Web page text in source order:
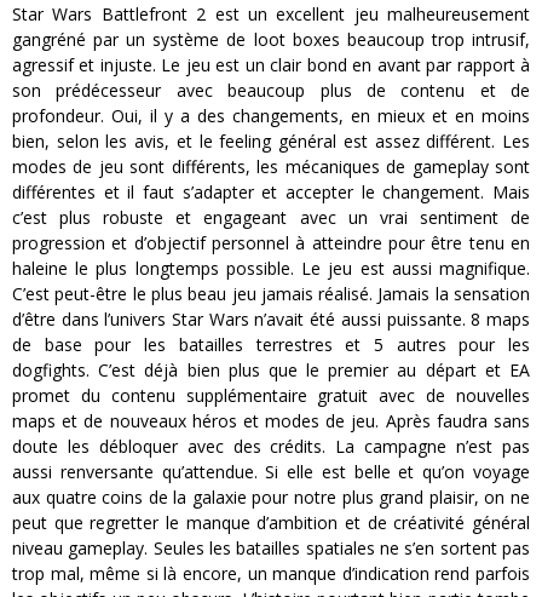
Star Wars Battlefront 2 est un excellent jeu malheureusement
gangréné par un système de loot boxes beaucoup trop intrusif,
agressif et injuste. Le jeu est un clair bond en avant par rapport à
son prédécesseur avec beaucoup plus de contenu et de
profondeur. Oui, il y a des changements, en mieux et en moins
bien, selon les avis, et le feeling général est assez différent. Les
modes de jeu sont différents, les mécaniques de gameplay sont
différentes et il faut s’adapter et accepter le changement. Mais
c’est plus robuste et engageant avec un vrai sentiment de
progression et d’objectif personnel à atteindre pour être tenu en
haleine le plus longtemps possible. Le jeu est aussi magnifique.
C’est peut-être le plus beau jeu jamais réalisé. Jamais la sensation
d’être dans l’univers Star Wars n’avait été aussi puissante. 8 maps
de base pour les batailles terrestres et 5 autres pour les
dogfights. C’est déjà bien plus que le premier au départ et EA
promet du contenu supplémentaire gratuit avec de nouvelles
maps et de nouveaux héros et modes de jeu. Après faudra sans
doute les débloquer avec des crédits. La campagne n’est pas
aussi renversante qu’attendue. Si elle est belle et qu’on voyage
aux quatre coins de la galaxie pour notre plus grand plaisir, on ne
peut que regretter le manque d’ambition et de créativité général
niveau gameplay. Seules les batailles spatiales ne s’en sortent pas
trop mal, même si là encore, un manque d’indication rend parfois